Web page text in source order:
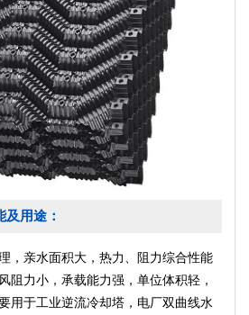
用途：
亲水面积大，热力、阻力综合性能
阻力小，承载能力强，单位体积轻，
用于工业逆流冷却塔，电厂双曲线水